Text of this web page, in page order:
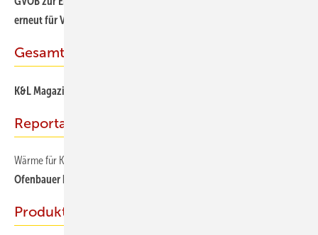
erneut für Verunsicherung
Gesamt-PDF der Ausgabe
K&L Magazin 06/2024 als PDF
Reportage
Wärme für Kinder im Casa Emanuel
Ofenbauer h elfen Waisenkinder in Rumänien
Produkte